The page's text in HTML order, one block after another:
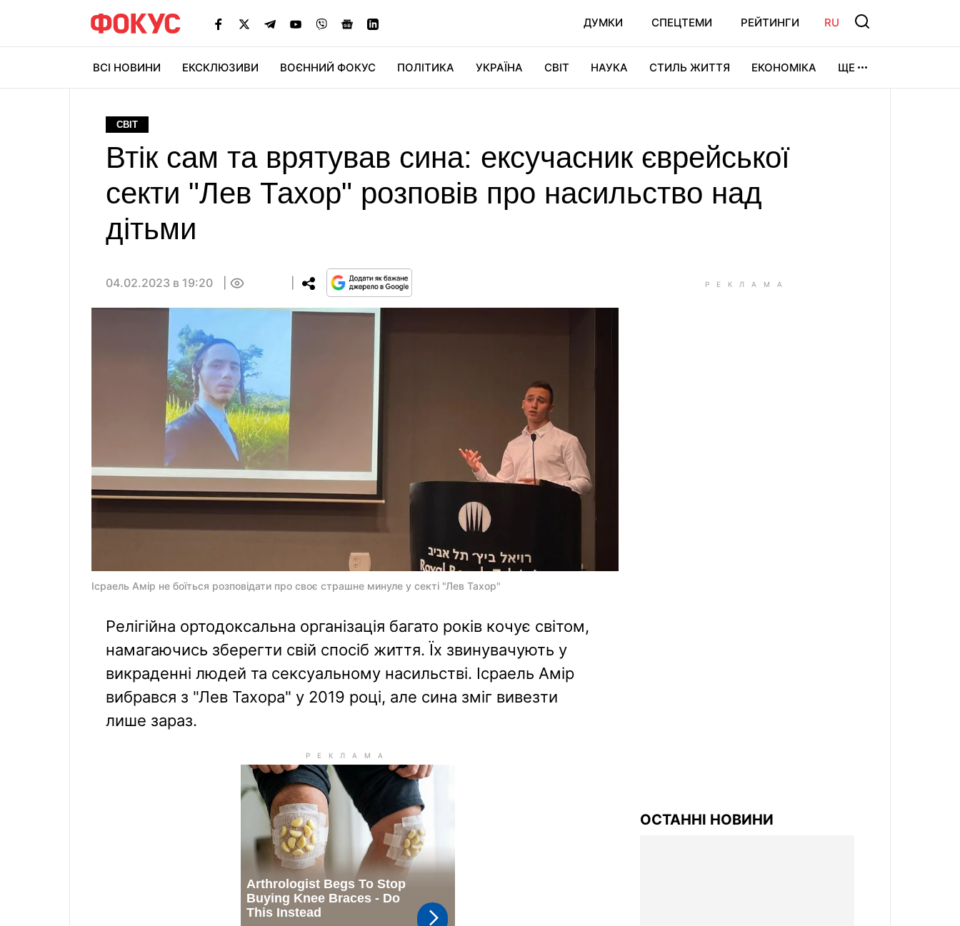
ДУМКИ СПЕЦТЕМИ РЕЙТИНГИ RU
ВСІ НОВИНИ ЕКСКЛЮЗИВИ ВОЄННИЙ ФОКУС ПОЛІТИКА УКРАЇНА СВІТ НАУКА СТИЛЬ ЖИТТЯ ЕКОНОМІКА ЩЕ
СВІТ
Втік сам та врятував сина: ексучасник єврейської
секти "Лев Тахор" розповів про насильство над
дітьми
04.02.2023 в 19:20
Ісраель Амір не боїться розповідати про своє страшне минуле у секті "Лев Тахор"
Релігійна ортодоксальна організація багато років кочує світом,
намагаючись зберегти свій спосіб життя. Їх звинувачують у
викраденні людей та сексуальному насильстві. Ісраель Амір
вибрався з "Лев Тахора" у 2019 році, але сина зміг вивезти
лише зараз.
ОСТАННІ НОВИНИ